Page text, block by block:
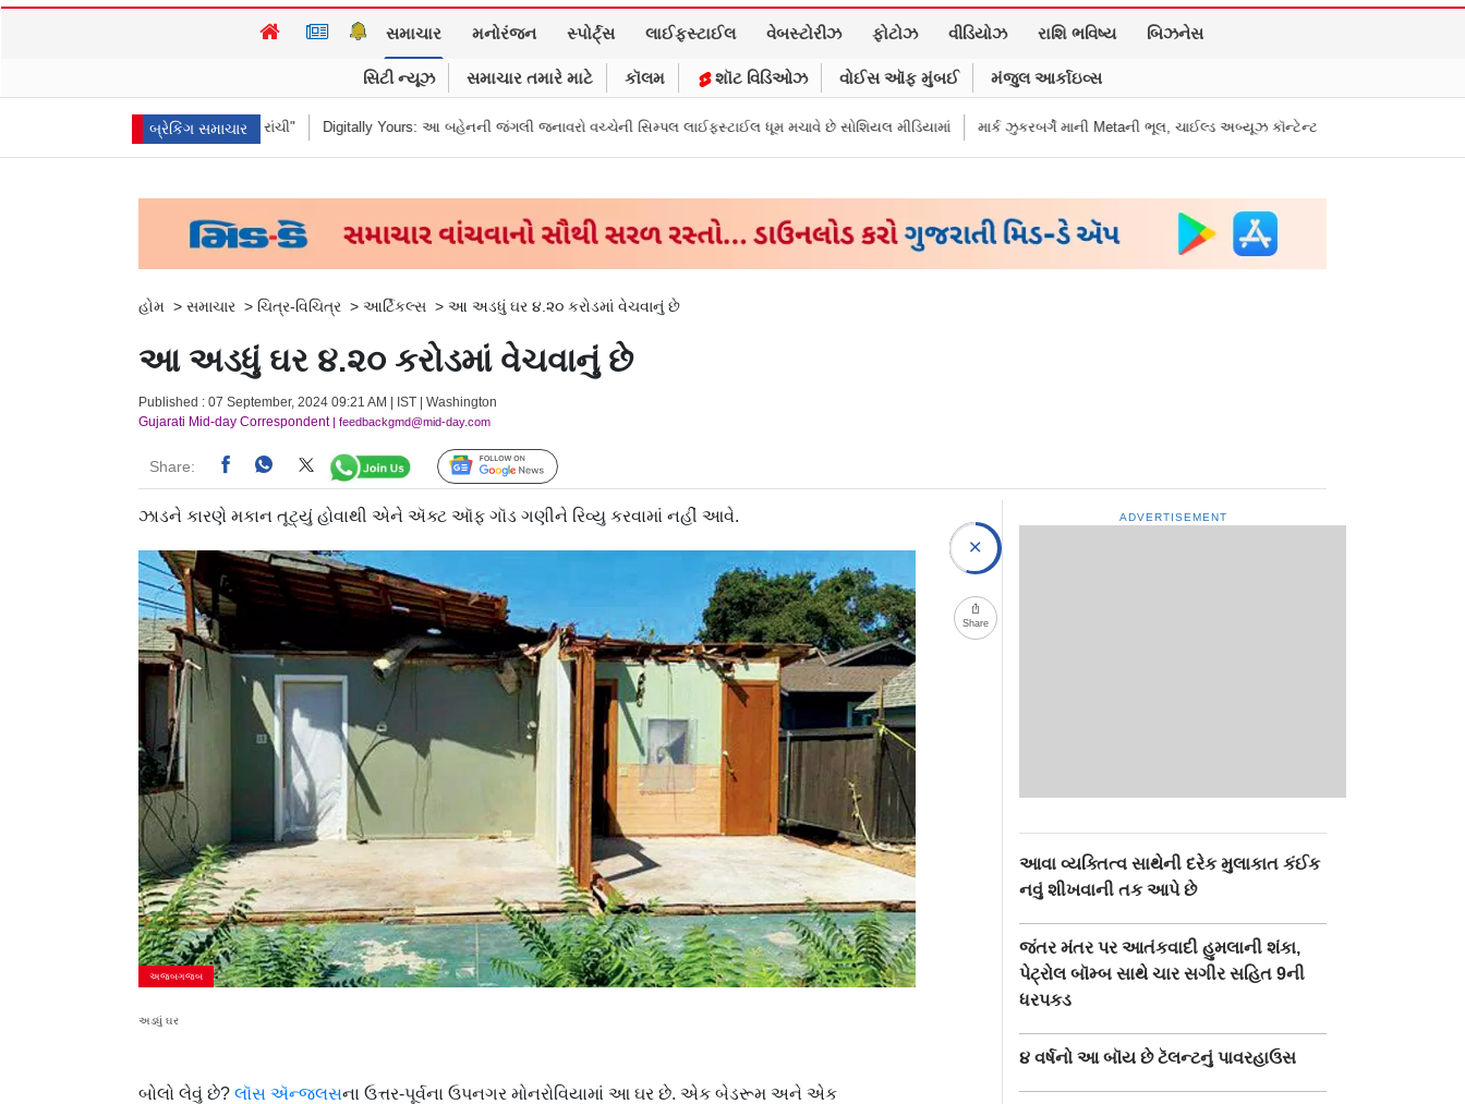
સમાચાર મનોરંજન સ્પોર્ટ્સ લાઈફસ્ટાઈલ વેબસ્ટોરીઝ ફોટોઝ વીડિયોઝ રાશિ ભવિષ્ય બિઝનેસ
સિટી ન્યૂઝ સમાચાર તમારે માટે કૉલમ શૉટ વિડિઓઝ વોઈસ ઑફ મુંબઈ મંજુલ આર્કાઇવ્સ
બ્રેકિંગ સમાચાર
Digitally Yours: આ બહેનની જંગલી જનાવરો વચ્ચેની સિમ્પલ લાઈફસ્ટાઈલ ધૂમ મચાવે છે સોશિયલ મીડિયામાં માર્ક ઝુકરબર્ગે માની Metaની ભૂલ, ચાઈલ્ડ અબ્યૂઝ કૉન્ટેન્ટ અને ડીપફેક પર માગી માફી
હોમ > સમાચાર > ચિત્ર-વિચિત્ર > આર્ટિકલ્સ > આ અડધું ઘર ૪.૨૦ કરોડમાં વેચવાનું છે
આ અડધું ઘર ૪.૨૦ કરોડમાં વેચવાનું છે
Published : 07 September, 2024 09:21 AM | IST | Washington
Gujarati Mid-day Correspondent| feedbackgmd@mid-day.com
Share: Follow Us
ઝાડને કારણે મકાન તૂટ્યું હોવાથી એને ઍક્ટ ઑફ ગૉડ ગણીને રિવ્યુ કરવામાં નહીં આવે.
અજબગજબ
અડધું ઘર
બોલો લેવું છે? લૉસ ઍન્જલસના ઉત્તર-પૂર્વના ઉપનગર મોનરોવિયામાં આ ઘર છે. એક બેડરૂમ અને એક
Share
ADVERTISEMENT
આવા વ્યક્તિત્વ સાથેની દરેક મુલાકાત કંઈક
નવું શીખવાની તક આપે છે
જંતર મંતર પર આતંકવાદી હુમલાની શંકા,
પેટ્રોલ બૉમ્બ સાથે ચાર સગીર સહિત 9ની
ધરપકડ
૪ વર્ષનો આ બૉય છે ટૅલન્ટનું પાવરહાઉસ